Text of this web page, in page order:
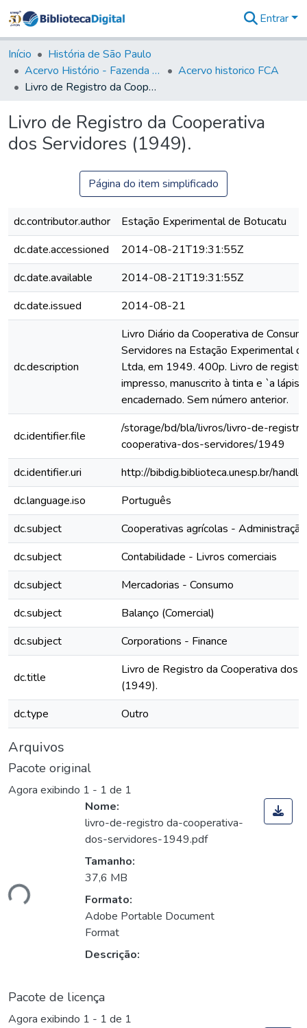
&
Coleções
Tudo na
Biblioteca
Estatísticas
Entrar
Início
História de São Paulo
Acervo Histório - Fazenda Lageado
Acervo historico FCA
Livro de Registro da Cooperativa dos Servidores (1949).
Livro de Registro da Cooperativa
dos Servidores (1949).
Página do item simplificado
dc.contributor.author
Estação Experimental de Botucatu
dc.date.accessioned
2014-08-21T19:31:55Z
dc.date.available
2014-08-21T19:31:55Z
dc.date.issued
2014-08-21
dc.description
Livro Diário da Cooperativa de
Servidores na Estação Experimental
Ltda, em 1949. 400p. Livro de
impresso, manuscrito à tinta e `a lápis,
encadernado. Sem número anterior.
dc.identifier.file
/storage/bd/bla/livros/livro-de-
cooperativa-dos-servidores/1949
dc.identifier.uri
http://bibdig.biblioteca.unesp.br/
dc.language.iso
Português
dc.subject
Cooperativas agrícolas -
dc.subject
Contabilidade - Livros comerciais
dc.subject
Mercadorias - Consumo
dc.subject
Balanço (Comercial)
dc.subject
Corporations - Finance
dc.title
Livro de Registro da Cooperativa dos
(1949).
dc.type
Outro
Arquivos
Pacote original
Agora exibindo 1 - 1 de 1
Nome:
livro-de-registro da-cooperativa-
dos-servidores-1949.pdf
Tamanho:
37,6 MB
Formato:
Adobe Portable Document
Format
Descrição:
Pacote de licença
Agora exibindo 1 - 1 de 1